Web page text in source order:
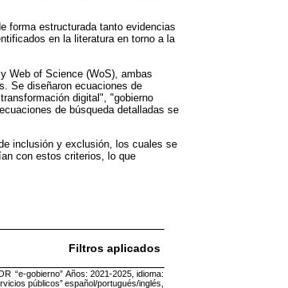
forma estructurada tanto evidencias
en la literatura en torno a la
Web of Science (WoS), ambas
Se diseñaron ecuaciones de
digital", "gobierno
de búsqueda detalladas se
inclusión y exclusión, los cuales se
con estos criterios, lo que
Filtros aplicados
“e-gobierno”
públicos”
Años: 2021-2025, idioma:
español/portugués/inglés,